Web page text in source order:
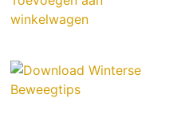
winkelwagen